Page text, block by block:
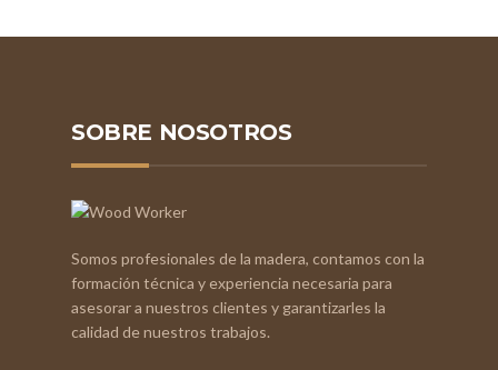
SOBRE NOSOTROS
Somos profesionales de la madera, contamos con la
formación técnica y experiencia necesaria para
asesorar a nuestros clientes y garantizarles la
calidad de nuestros trabajos.